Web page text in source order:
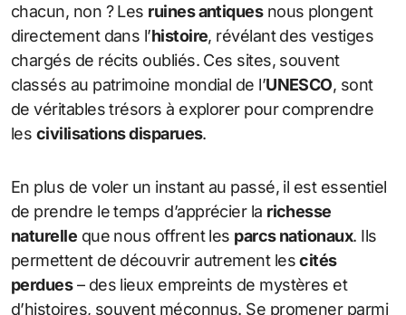
chacun, non ? Les ruines antiquesnous plongent
directement dans l’histoire, révélant des vestiges
chargés de récits oubliés. Ces sites, souvent
classés au patrimoine mondial de l’UNESCO, sont
de véritables trésors à explorer pour comprendre
les civilisations disparues.
En plus de voler un instant au passé, il est essentiel
de prendre le temps d’apprécier la richesse
naturelle que nous offrent les parcs nationaux. Ils
permettent de découvrir autrement lescités
perdues– des lieux empreints de mystères et
d’histoires, souvent méconnus. Se promener parmi